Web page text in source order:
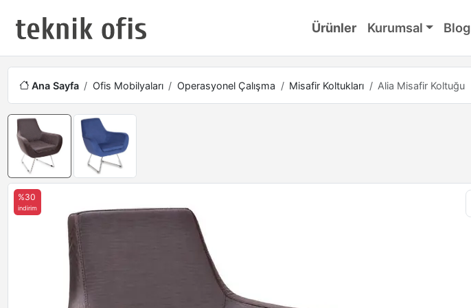
Ürünler Kurumsal Blog
Ana Sayfa Ofis Mobilyaları Operasyonel Çalışma Misafir Koltukları Alia Misafir Koltuğu
%30
indirim